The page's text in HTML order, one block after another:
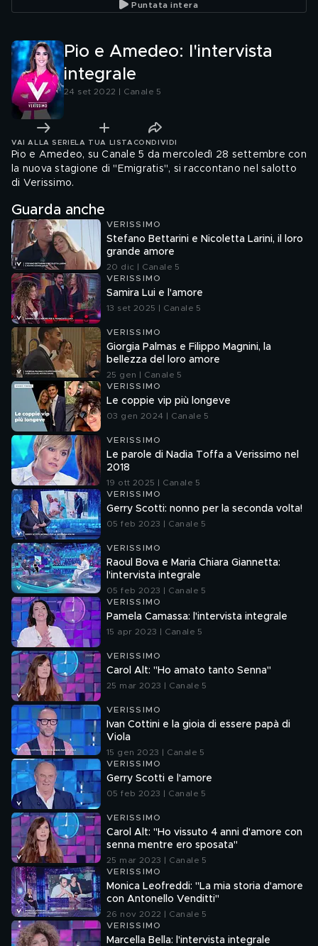
Puntata intera
Pio e Amedeo: l'intervista
integrale
24 set 2022 | Canale 5
VAI ALLA SERIE LA TUA LISTA CONDIVIDI
Pio e Amedeo, su Canale 5 da mercoledì 28 settembre con
la nuova stagione di "Emigratis", si raccontano nel salotto
di Verissimo.
Guarda anche
VERISSIMO
Stefano Bettarini e Nicoletta Larini, il loro
grande amore
20 dic | Canale 5
VERISSIMO
Samira Lui e l'amore
13 set 2025 | Canale 5
VERISSIMO
Giorgia Palmas e Filippo Magnini, la
bellezza del loro amore
25 gen | Canale 5
VERISSIMO
Le coppie vip più longeve
03 gen 2024 | Canale 5
VERISSIMO
Le parole di Nadia Toffa a Verissimo nel
2018
19 ott 2025 | Canale 5
VERISSIMO
Gerry Scotti: nonno per la seconda volta!
05 feb 2023 | Canale 5
VERISSIMO
Raoul Bova e Maria Chiara Giannetta:
l'intervista integrale
05 feb 2023 | Canale 5
VERISSIMO
Pamela Camassa: l'intervista integrale
15 apr 2023 | Canale 5
VERISSIMO
Carol Alt: "Ho amato tanto Senna"
25 mar 2023 | Canale 5
VERISSIMO
Ivan Cottini e la gioia di essere papà di
Viola
15 gen 2023 | Canale 5
VERISSIMO
Gerry Scotti e l'amore
05 feb 2023 | Canale 5
VERISSIMO
Carol Alt: "Ho vissuto 4 anni d'amore con
senna mentre ero sposata"
25 mar 2023 | Canale 5
VERISSIMO
Monica Leofreddi: "La mia storia d'amore
con Antonello Venditti"
26 nov 2022 | Canale 5
VERISSIMO
Marcella Bella: l'intervista integrale